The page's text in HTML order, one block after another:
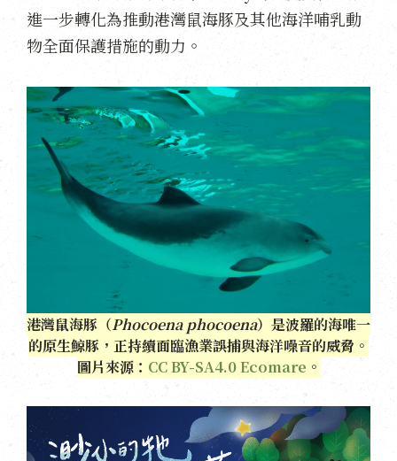
進一步轉化為推動港灣鼠海豚及其他海洋哺乳動
物全面保護措施的動力。
港灣鼠海豚（Phocoena phocoena）是波羅的海唯一
的原生鯨豚，正持續面臨漁業誤捕與海洋噪音的威脅。
圖片來源： CC BY-SA4.0 Ecomare 。